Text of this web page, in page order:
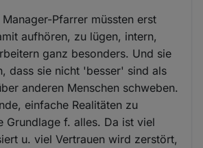
Pfarrer müssten erst
aufhören, zu lügen, intern,
ganz besonders. Und sie
dass sie nicht 'besser' sind als
anderen Menschen schweben.
einfache Realitäten zu
Grundlage f. alles. Da ist viel
u. viel Vertrauen wird zerstört,